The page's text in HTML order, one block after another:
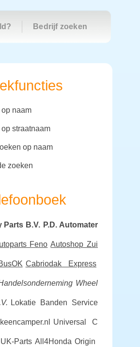
Bedrijf zoeken
op naam
op straatnaam
op naam
zoeken
Parts B.V. P.D. Automater
Feno Autoshop Zui
Cabriodak Express
Wheel
Lokatie Banden Service
Universal C
UK-Parts All4Honda Origin